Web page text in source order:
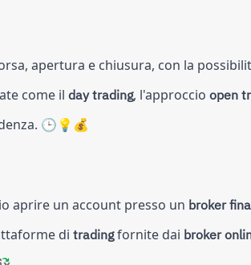
apertura e chiusura, con la
come il day trading, l'approccio open
🕒💡💰
aprire un account presso un broker
di tradingfornite dai broker